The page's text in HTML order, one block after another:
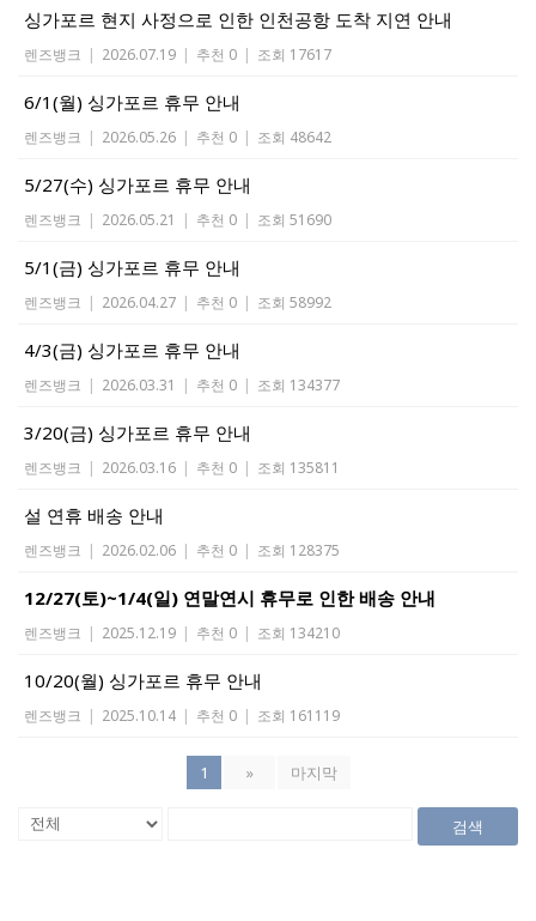
싱가포르 현지 사정으로 인한 인천공항 도착 지연 안내
렌즈뱅크 | 2026.07.19 | 추천 0 | 조회 17617
6/1(월) 싱가포르 휴무 안내
렌즈뱅크 | 2026.05.26 | 추천 0 | 조회 48642
5/27(수) 싱가포르 휴무 안내
렌즈뱅크 | 2026.05.21 | 추천 0 | 조회 51690
5/1(금) 싱가포르 휴무 안내
렌즈뱅크 | 2026.04.27 | 추천 0 | 조회 58992
4/3(금) 싱가포르 휴무 안내
렌즈뱅크 | 2026.03.31 | 추천 0 | 조회 134377
3/20(금) 싱가포르 휴무 안내
렌즈뱅크 | 2026.03.16 | 추천 0 | 조회 135811
설 연휴 배송 안내
렌즈뱅크 | 2026.02.06 | 추천 0 | 조회 128375
12/27(토)~1/4(일) 연말연시 휴무로 인한 배송 안내
렌즈뱅크 | 2025.12.19 | 추천 0 | 조회 134210
10/20(월) 싱가포르 휴무 안내
렌즈뱅크 | 2025.10.14 | 추천 0 | 조회 161119
1 » 마지막
검색